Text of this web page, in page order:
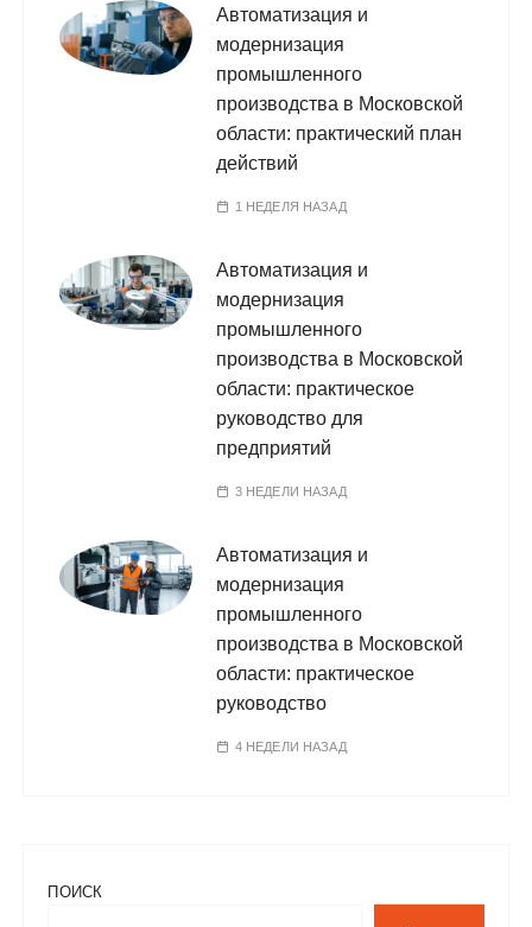
Автоматизация и
модернизация
промышленного
производства в Московской
области: практический план
действий
1 НЕДЕЛЯ НАЗАД
Автоматизация и
модернизация
промышленного
производства в Московской
области: практическое
руководство для
предприятий
3 НЕДЕЛИ НАЗАД
Автоматизация и
модернизация
промышленного
производства в Московской
области: практическое
руководство
4 НЕДЕЛИ НАЗАД
ПОИСК